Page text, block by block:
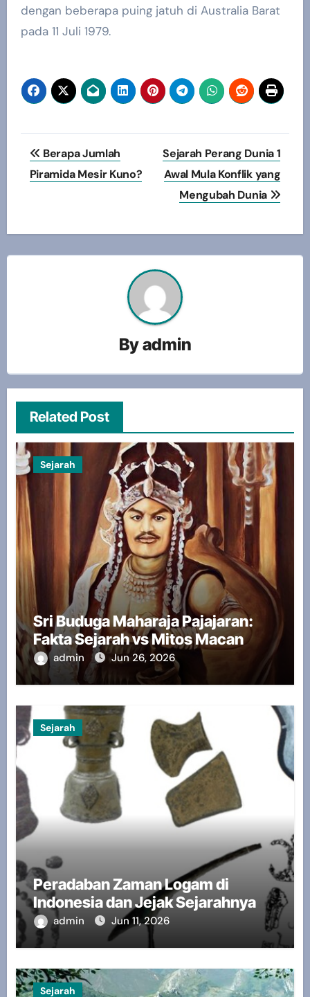
dengan beberapa puing jatuh di Australia Barat
pada 11 Juli 1979.
Navigasi
pos
Berapa Jumlah
Piramida Mesir Kuno?
Sejarah Perang Dunia 1
Awal Mula Konflik yang
Mengubah Dunia
Byadmin
Related Post
Sejarah
Sri Buduga Maharaja Pajajaran:
Fakta Sejarah vs Mitos Macan
admin Jun 26, 2026
Sejarah
Peradaban Zaman Logam di
Indonesia dan Jejak Sejarahnya
admin Jun 11, 2026
Sejarah